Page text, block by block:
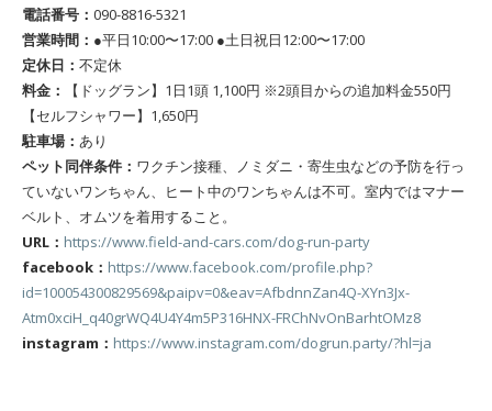
電話番号： 090-8816-5321
営業時間： ●平日10:00〜17:00 ●土日祝日12:00〜17:00
定休日： 不定休
料金：
【ドッグラン】1日1頭 1,100円 ※2頭目からの追加料金550円
【セルフシャワー】1,650円
駐車場： あり
ペット同伴条件： ワクチン接種、ノミダニ・寄生虫などの予防を行っ
ていないワンちゃん、ヒート中のワンちゃんは不可。室内ではマナー
ベルト、オムツを着用すること。
URL： https://www.field-and-cars.com/dog-run-party
facebook： https://www.facebook.com/profile.php?
id=100054300829569&paipv=0&eav=AfbdnnZan4Q-XYn3Jx-
Atm0xciH_q40grWQ4U4Y4m5P316HNX-FRChNvOnBarhtOMz8
instagram： https://www.instagram.com/dogrun.party/?hl=ja